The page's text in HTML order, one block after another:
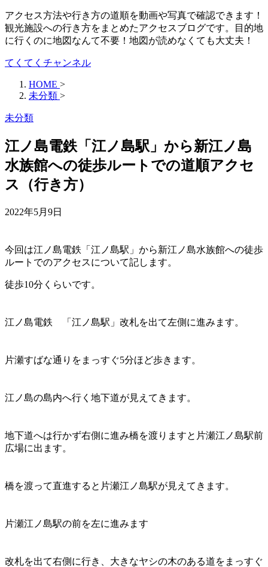
アクセス方法や行き方の道順を動画や写真で確認できます！
観光施設への行き方をまとめたアクセスブログです。目的地
に行くのに地図なんて不要！地図が読めなくても大丈夫！
てくてくチャンネル
HOME >
未分類 >
未分類
江ノ島電鉄「江ノ島駅」から新江ノ島
水族館への徒歩ルートでの道順アクセ
ス（行き方）
2022年5月9日
今回は江ノ島電鉄「江ノ島駅」から新江ノ島水族館への徒歩
ルートでのアクセスについて記します。
徒歩10分くらいです。
江ノ島電鉄 「江ノ島駅」改札を出て左側に進みます。
片瀬すばな通りをまっすぐ5分ほど歩きます。
江ノ島の島内へ行く地下道が見えてきます。
地下道へは行かず右側に進み橋を渡りますと片瀬江ノ島駅前
広場に出ます。
橋を渡って直進すると片瀬江ノ島駅が見えてきます。
片瀬江ノ島駅の前を左に進みます
改札を出て右側に行き、大きなヤシの木のある道をまっすぐ